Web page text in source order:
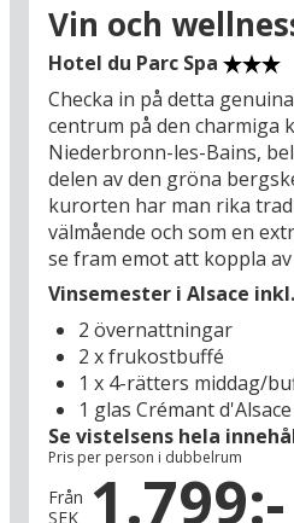
Vin och
Hotel du Parc Spa
Checka in på detta
centrum på den charmiga
Niederbronn-les-Bains,
delen av den gröna
kurorten har man rika
välmående och som en
se fram emot att koppla
avdelning med
och sätt dig i skuggan på
gröna taket av vinrankor
vinstockar och njut av ett
innan du slår dig ner vid
hotellets Brasserie
Alsace är världsberömt för
Vinsemester i Alsace inkl.
2 övernattningar
2 x frukostbuffé
1 x 4-rätters middag/
1 glas Crémant
Se vistelsens hela
Pris per person i dubbelrum
Från
SEK
1.799:-